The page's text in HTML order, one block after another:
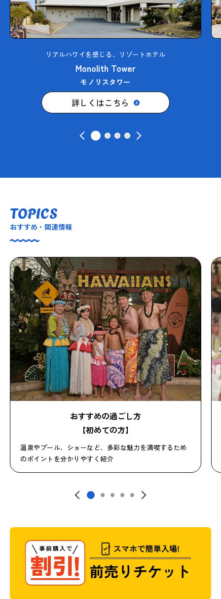
リアルハワイを感じる、リゾートホテル
Monolith Tower
モノリスタワー
詳しくはこちら
TOPICS
おすすめ・関連情報
おすすめの過ごし方
【初めての方】
温泉やプール、ショーなど、多彩な魅力を満喫するため
のポイントを分かりやすく紹介